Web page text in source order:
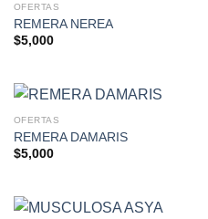
OFERTAS
REMERA NEREA
$5,000
OFERTAS
REMERA DAMARIS
$5,000